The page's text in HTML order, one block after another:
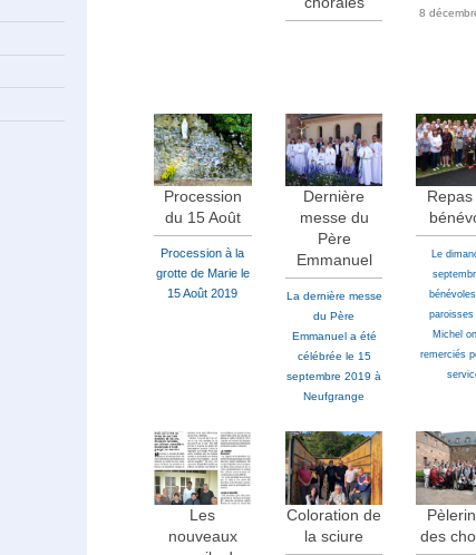
8
Procession
du 15 Août
Procession à la
grotte de Marie le
15 Août 2019
Dernière
messe du
Père
Emmanuel
La dernière messe
du Père
Emmanuel a été
célébrée le 15
septembre 2019 à
Neufgrange
Le
paroisses
Michel
remerciés
Les
nouveaux
Coloration de
la sciure
des